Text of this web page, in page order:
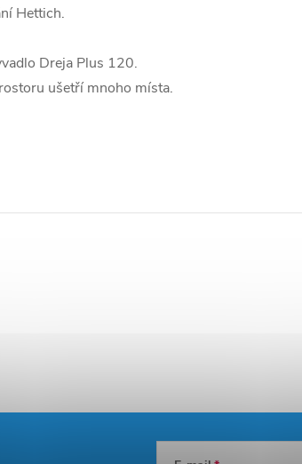
Hettich.
Dreja Plus 120.
ušetří mnoho místa.